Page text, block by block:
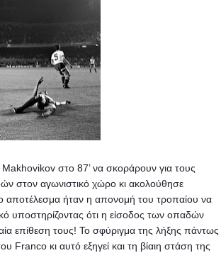
στο 87’ να σκοράρουν για τους
στον αγωνιστικό χώρο κι ακολούθησε
ήταν η απονομή του τροπαίου να
υποστηρίζοντας ότι η είσοδος των οπαδών
επίθεση τους! Το σφύριγμα της λήξης πάντως
Franco κι αυτό εξηγεί και τη βίαιη στάση της